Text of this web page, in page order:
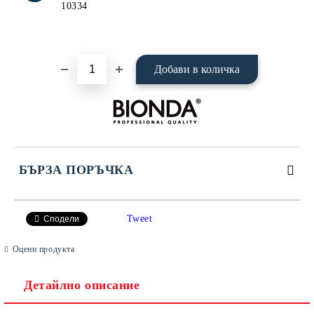
10334
БЪРЗА ПОРЪЧКА
Сподели Tweet
Оцени продукта
Детайлно описание